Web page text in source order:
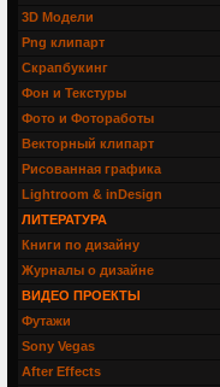
3D Модели
Png клипарт
Скрапбукинг
Фон и Текстуры
Фото и Фотоработы
Векторный клипарт
Рисованная графика
Lightroom & inDesign
ЛИТЕРАТУРА
Книги по дизайну
Журналы о дизайне
ВИДЕО ПРОЕКТЫ
Футажи
Sony Vegas
After Effects